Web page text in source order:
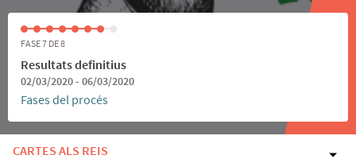
FASE 7 DE 8
Resultats definitius
02/03/2020 - 06/03/2020
Fases del procés
CARTES ALS REIS